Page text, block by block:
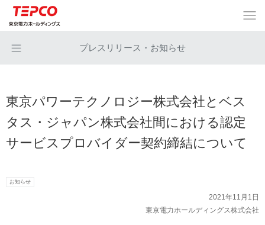
プレスリリース・お知らせ
東京パワーテクノロジー株式会社とベス
タス・ジャパン株式会社間における認定
サービスプロバイダー契約締結について
お知らせ
2021年11月1日
東京電力ホールディングス株式会社